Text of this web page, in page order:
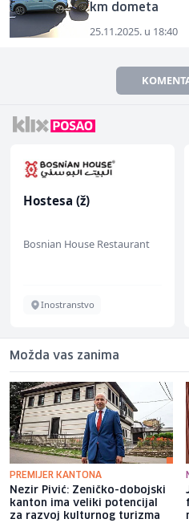
km dometa
25.11.2025. u 18:40
Junior Marketing &
Mars Connect
Sarajevo
Možda vas zanima
PREMIJER KANTONA
Nezir Pivić: Zeničko-dobojski
kanton ima veliki potencijal
za razvoj kulturnog turizma